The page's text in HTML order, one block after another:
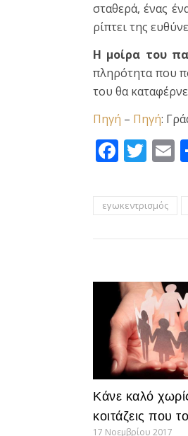
σταθερά, ένας
ρίπτει της
Η μοίρα του
πληρότητα που
του θα
Πηγή – Πηγή:
εγωκεντρισμός
Κάνε καλό
κοιτάζεις που
17 Νοεμβρίου 2017